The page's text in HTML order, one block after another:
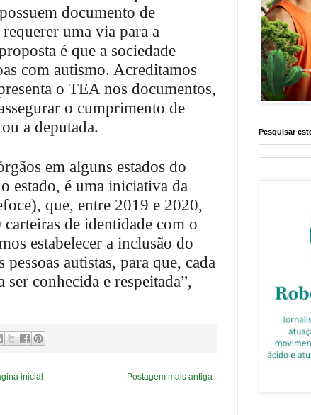
documento de
uma via para a
é que a sociedade
com autismo. Acreditamos
o TEA nos documentos,
o cumprimento de
a deputada.
em alguns estados do
estado, é uma iniciativa da
que, entre 2019 e 2020,
de identidade com o
estabelecer a inclusão do
autistas, para que, cada
conhecida e respeitada”,
Postagem mais antiga
inicial
Pesquisar